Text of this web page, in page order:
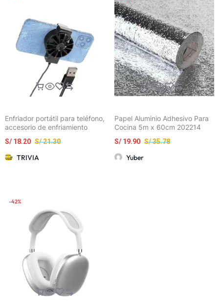
Enfriador portátil para teléfono,
accesorio de enfriamiento
smartphones Android
S/21.30
S/ 18.20
TRIVIA
Papel Aluminio Adhesivo Para
Cocina 5m x 60cm 202214
S/35.78
S/ 19.90
Yuber
-42%